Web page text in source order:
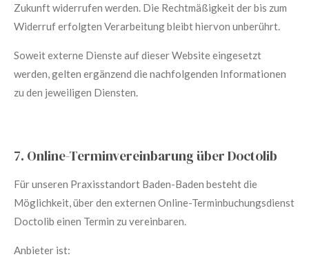
Zukunft widerrufen werden. Die Rechtmäßigkeit der bis zum
Widerruf erfolgten Verarbeitung bleibt hiervon unberührt.
Soweit externe Dienste auf dieser Website eingesetzt
werden, gelten ergänzend die nachfolgenden Informationen
zu den jeweiligen Diensten.
7. Online-Terminvereinbarung über Doctolib
Für unseren Praxisstandort Baden-Baden besteht die
Möglichkeit, über den externen Online-Terminbuchungsdienst
Doctolib einen Termin zu vereinbaren.
Anbieter ist: